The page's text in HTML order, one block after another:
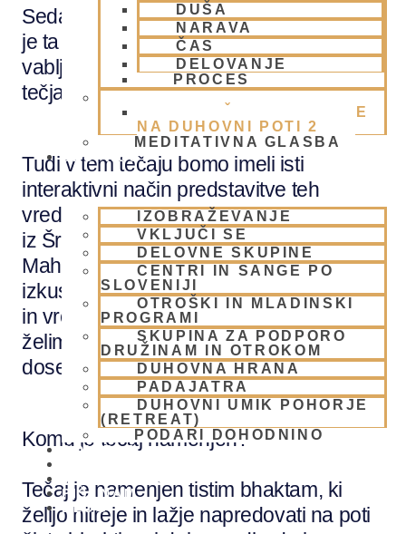
DUŠA
NARAVA
ČAS
DELOVANJE
PROCES
KLJUČNE VREDNOTE
NA DUHOVNI POTI 2
MEDITATIVNA GLASBA
SKUPNOST
IZOBRAŽEVANJE
VKLJUČI SE
DELOVNE SKUPINE
CENTRI IN SANGE PO
SLOVENIJI
OTROŠKI IN MLADINSKI
PROGRAMI
SKUPINA ZA PODPORO
DRUŽINAM IN OTROKOM
DUHOVNA HRANA
PADAJATRA
DUHOVNI UMIK POHORJE
(RETREAT)
PODARI DOHODNINO
DONIRAJ
VAŠA VPRAŠANJA
PIŠI NAM
BLOG
Sedaj imamo za vas veselo novico, da
je ta trenutek prišel! Prisrčno ste
vabljeni, da se udeležite 2. dela
tečja Ključne Vrednote na Duhovni Poti!
Tudi v tem tečaju bomo imeli isti
interaktivni način predstavitve teh
vrednot in se bomo poglobili v zgodbe
iz Šrimad Bhagavatama, karakterje iz
Mahabharate in Ramajane in preko
izkustvenih delavnic ponotranjili pomen
in vrednosti posameznih lastnosti, ki jih
želimo razvijati, da bi lažje in hitreje
dosegli cilj na naši duhovni poti.
Komu je tečaj namenjen?
Tečaj je namenjen tistim bhaktam, ki
želijo hitreje in lažje napredovati na poti